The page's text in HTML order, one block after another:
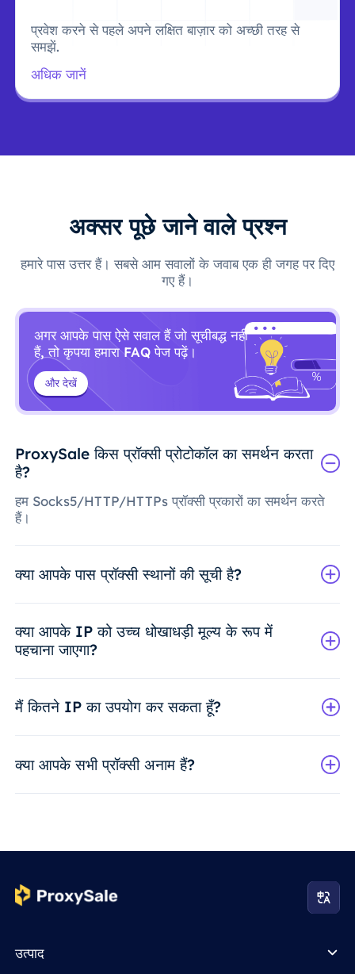
प्रवेश करने से पहले अपने लक्षित बाज़ार को अच्छी तरह से
समझें.
अधिक जानें
अक्सर पूछे जाने वाले प्रश्न
हमारे पास उत्तर हैं। सबसे आम सवालों के जवाब एक ही जगह पर दिए
गए हैं।
अगर आपके पास ऐसे सवाल हैं जो सूचीबद्ध नहीं
हैं, तो कृपया हमारा FAQ पेज पढ़ें।
और देखें
ProxySale किस प्रॉक्सी प्रोटोकॉल का समर्थन करता
है?
हम Socks5/HTTP/HTTPs प्रॉक्सी प्रकारों का समर्थन करते
हैं।
क्या आपके पास प्रॉक्सी स्थानों की सूची है?
क्या आपके IP को उच्च धोखाधड़ी मूल्य के रूप में
पहचाना जाएगा?
मैं कितने IP का उपयोग कर सकता हूँ?
क्या आपके सभी प्रॉक्सी अनाम हैं?
उत्पाद